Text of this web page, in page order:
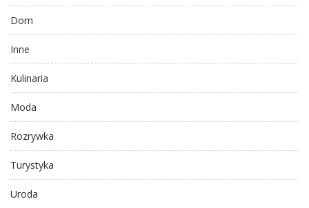
Dom
Inne
Kulinaria
Moda
Rozrywka
Turystyka
Uroda